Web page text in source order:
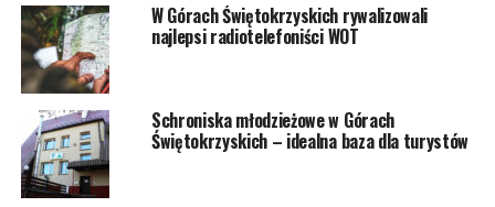
W Górach Świętokrzyskich rywalizowali
najlepsi radiotelefoniści WOT
Schroniska młodzieżowe w Górach
Świętokrzyskich – idealna baza dla turystów